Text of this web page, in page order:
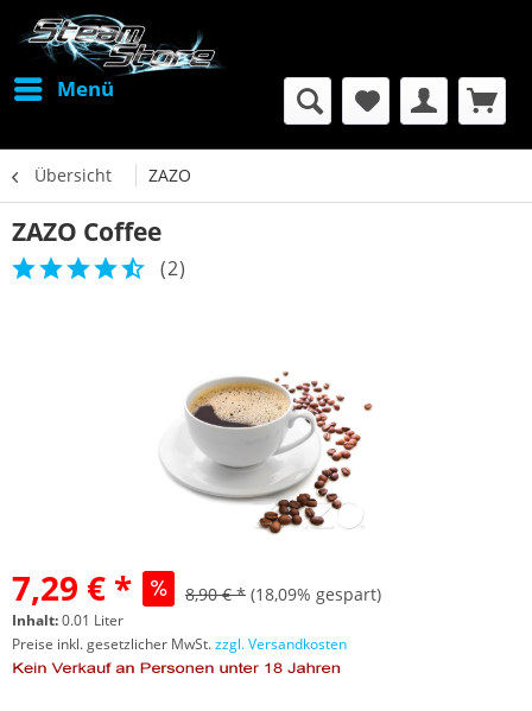
Menü
Übersicht ZAZO
ZAZO Coffee
(2)
7,29 € * 8,90 € * (18,09% gespart)
Inhalt:0.01 Liter
Preise inkl. gesetzlicher MwSt.zzgl. Versandkosten